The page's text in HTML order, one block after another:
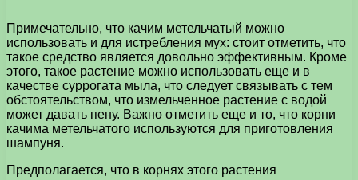
Примечательно, что качим метельчатый можно
использовать и для истребления мух: стоит отметить, что
такое средство является довольно эффективным. Кроме
этого, такое растение можно использовать еще и в
качестве суррогата мыла, что следует связывать с тем
обстоятельством, что измельченное растение с водой
может давать пену. Важно отметить еще и то, что корни
качима метельчатого используются для приготовления
шампуня.
Предполагается, что в корнях этого растения